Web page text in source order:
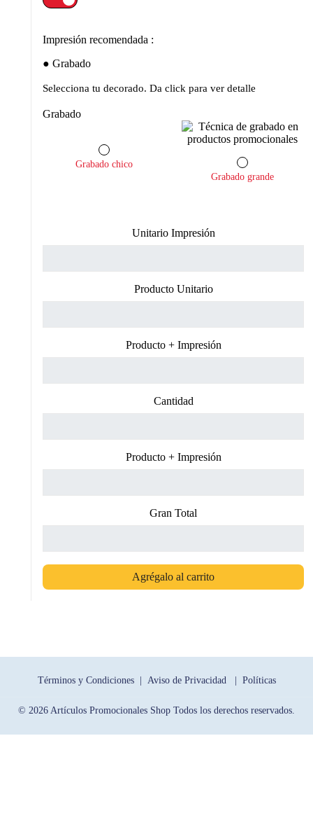
Impresión recomendada :
Grabado
Selecciona tu decorado. Da click para ver detalle
Grabado
Grabado chico
Grabado grande
Unitario Impresión
Producto Unitario
Producto + Impresión
Cantidad
Producto + Impresión
Gran Total
Agrégalo al carrito
Términos y Condiciones | Aviso de Privacidad | Políticas
© 2026 Artículos Promocionales Shop Todos los derechos reservados.